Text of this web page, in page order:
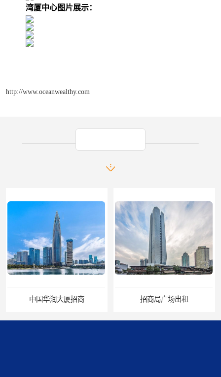
湾厦中心图片展示：
http://www.oceanwealthy.com
中国华润大厦招商 招商局广场出租